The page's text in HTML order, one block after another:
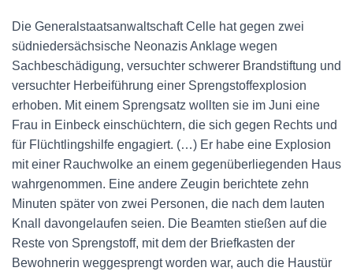
Die Generalstaatsanwaltschaft Celle hat gegen zwei
südniedersächsische Neonazis Anklage wegen
Sachbeschädigung, versuchter schwerer Brandstiftung und
versuchter Herbeiführung einer Sprengstoffexplosion
erhoben. Mit einem Sprengsatz wollten sie im Juni eine
Frau in Einbeck einschüchtern, die sich gegen Rechts und
für Flüchtlingshilfe engagiert. (…) Er habe eine Explosion
mit einer Rauchwolke an einem gegenüberliegenden Haus
wahrgenommen. Eine andere Zeugin berichtete zehn
Minuten später von zwei Personen, die nach dem lauten
Knall davongelaufen seien. Die Beamten stießen auf die
Reste von Sprengstoff, mit dem der Briefkasten der
Bewohnerin weggesprengt worden war, auch die Haustür